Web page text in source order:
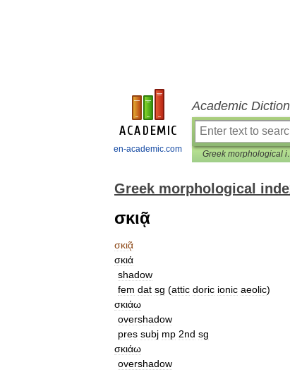
en-academic.com
Academic
Greek
Greek morphological
σκιᾷ
σκιᾷ
σκιά
shadow
fem dat sg (attic doric ionic aeolic)
σκιάω
overshadow
pres subj mp 2nd sg
σκιάω
overshadow